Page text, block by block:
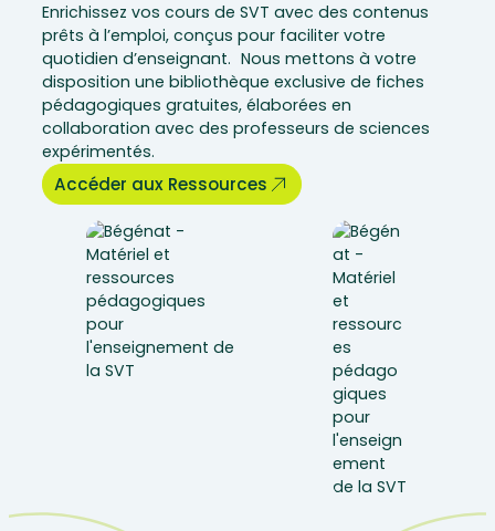
Enrichissez vos cours de SVT avec des contenus
prêts à l’emploi, conçus pour faciliter votre
quotidien d’enseignant. Nous mettons à votre
disposition une bibliothèque exclusive de fiches
pédagogiques gratuites, élaborées en
collaboration avec des professeurs de sciences
expérimentés.
Accéder aux Ressources